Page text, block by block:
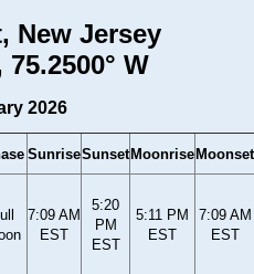
New Jersey
75.2500° W
2026
SunriseSunset Moonrise Moonset
7:09 AM
EST
5:20
PM
EST
5:11 PM
EST
7:09 AM
EST